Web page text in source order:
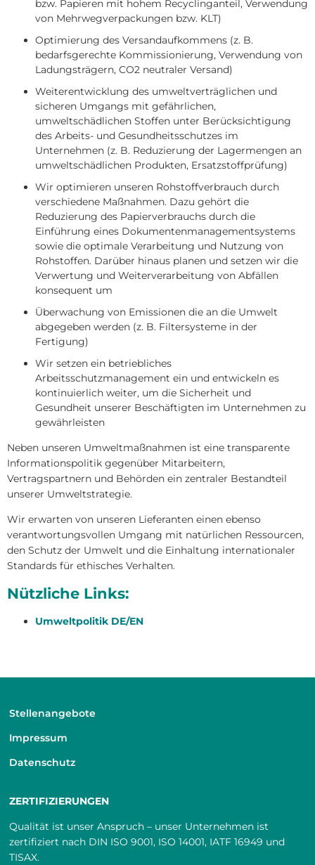
bzw. Papieren mit hohem Recyclinganteil, Verwendung
von Mehrwegverpackungen bzw. KLT)
Optimierung des Versandaufkommens (z. B.
bedarfsgerechte Kommissionierung, Verwendung von
Ladungsträgern, CO2 neutraler Versand)
Weiterentwicklung des umweltverträglichen und
sicheren Umgangs mit gefährlichen,
umweltschädlichen Stoffen unter Berücksichtigung
des Arbeits- und Gesundheitsschutzes im
Unternehmen (z. B. Reduzierung der Lagermengen an
umweltschädlichen Produkten, Ersatzstoffprüfung)
Wir optimieren unseren Rohstoffverbrauch durch
verschiedene Maßnahmen. Dazu gehört die
Reduzierung des Papierverbrauchs durch die
Einführung eines Dokumentenmanagementsystems
sowie die optimale Verarbeitung und Nutzung von
Rohstoffen. Darüber hinaus planen und setzen wir die
Verwertung und Weiterverarbeitung von Abfällen
konsequent um
Überwachung von Emissionen die an die Umwelt
abgegeben werden (z. B. Filtersysteme in der
Fertigung)
Wir setzen ein betriebliches
Arbeitsschutzmanagement ein und entwickeln es
kontinuierlich weiter, um die Sicherheit und
Gesundheit unserer Beschäftigten im Unternehmen zu
gewährleisten
Neben unseren Umweltmaßnahmen ist eine transparente
Informationspolitik gegenüber Mitarbeitern,
Vertragspartnern und Behörden ein zentraler Bestandteil
unserer Umweltstrategie.
Wir erwarten von unseren Lieferanten einen ebenso
verantwortungsvollen Umgang mit natürlichen Ressourcen,
den Schutz der Umwelt und die Einhaltung internationaler
Standards für ethisches Verhalten.
Nützliche Links:
Umweltpolitik DE/EN
Stellenangebote
Impressum
Datenschutz
ZERTIFIZIERUNGEN
Qualität ist unser Anspruch – unser Unternehmen ist
zertifiziert nach DIN ISO 9001, ISO 14001, IATF 16949 und
TISAX.